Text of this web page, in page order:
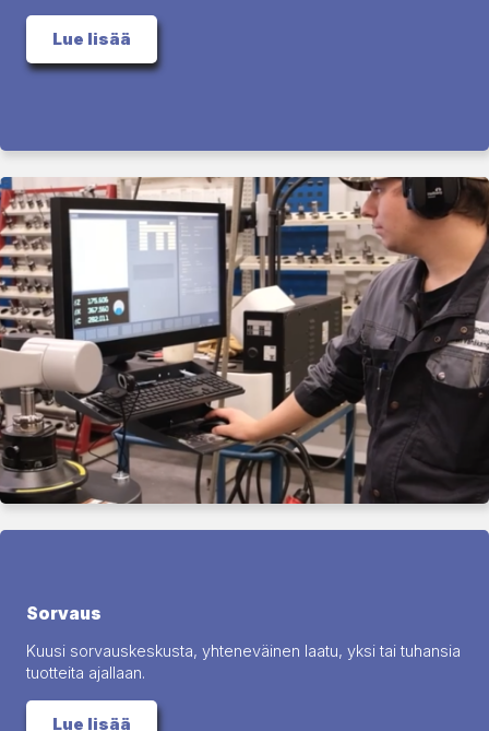
Lue lisää
Sorvaus
Kuusi sorvauskeskusta, yhteneväinen laatu, yksi tai tuhansia
tuotteita ajallaan.
Lue lisää